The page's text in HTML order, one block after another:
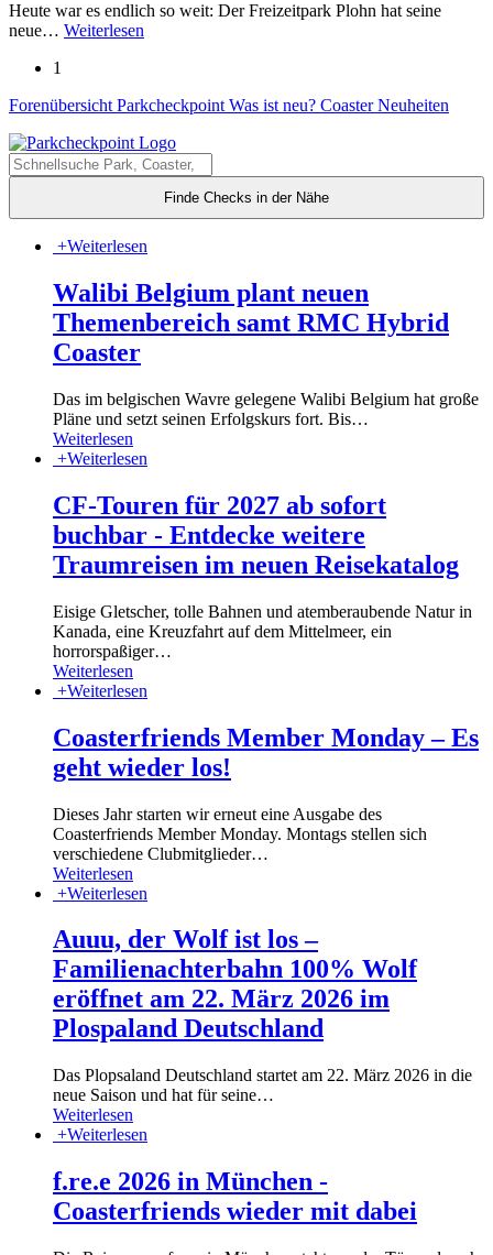
Heute war es endlich so weit: Der Freizeitpark Plohn hat seine
neue… Weiterlesen
1
Forenübersicht Parkcheckpoint Was ist neu? Coaster Neuheiten
Finde Checks in der Nähe
+Weiterlesen
Walibi Belgium plant neuen
Themenbereich samt RMC Hybrid
Coaster
Das im belgischen Wavre gelegene Walibi Belgium hat große
Pläne und setzt seinen Erfolgskurs fort. Bis…
Weiterlesen
+Weiterlesen
CF-Touren für 2027 ab sofort
buchbar - Entdecke weitere
Traumreisen im neuen Reisekatalog
Eisige Gletscher, tolle Bahnen und atemberaubende Natur in
Kanada, eine Kreuzfahrt auf dem Mittelmeer, ein
horrorspaßiger…
Weiterlesen
+Weiterlesen
Coasterfriends Member Monday – Es
geht wieder los!
Dieses Jahr starten wir erneut eine Ausgabe des
Coasterfriends Member Monday. Montags stellen sich
verschiedene Clubmitglieder…
Weiterlesen
+Weiterlesen
Auuu, der Wolf ist los –
Familienachterbahn 100% Wolf
eröffnet am 22. März 2026 im
Plospaland Deutschland
Das Plopsaland Deutschland startet am 22. März 2026 in die
neue Saison und hat für seine…
Weiterlesen
+Weiterlesen
f.re.e 2026 in München -
Coasterfriends wieder mit dabei